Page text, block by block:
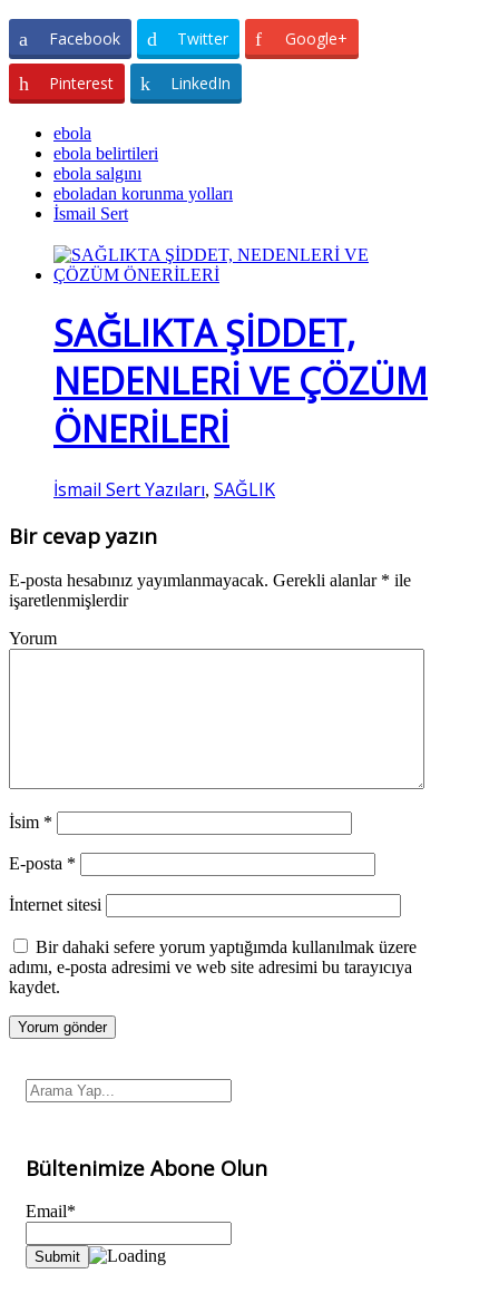
Facebook Twitter Google+
Pinterest LinkedIn
ebola
ebola belirtileri
ebola salgını
eboladan korunma yolları
İsmail Sert
SAĞLIKTA ŞİDDET,
NEDENLERİ VE ÇÖZÜM
ÖNERİLERİ
İsmail Sert Yazıları, SAĞLIK
Bir cevap yazın
E-posta hesabınız yayımlanmayacak. Gerekli alanlar * ile
işaretlenmişlerdir
Yorum
İsim *
E-posta *
İnternet sitesi
Bir dahaki sefere yorum yaptığımda kullanılmak üzere
adımı, e-posta adresimi ve web site adresimi bu tarayıcıya
kaydet.
Bültenimize Abone Olun
Email*